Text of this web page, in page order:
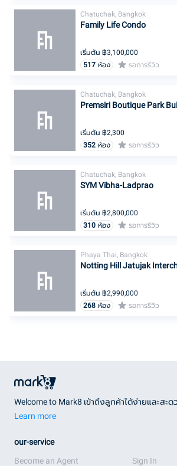
Chatuchak, Bangkok
Family Life Condo
เริ่มต้น ฿3,100,000
517 ห้อง รอการรีวิว
Chatuchak, Bangkok
Premsiri Boutique Park
เริ่มต้น ฿2,300
352 ห้อง รอการรีวิว
Chatuchak, Bangkok
SYM Vibha-Ladprao
เริ่มต้น ฿2,800,000
310 ห้อง รอการรีวิว
Phaya Thai, Bangkok
Notting Hill Jatujak
เริ่มต้น ฿2,990,000
268 ห้อง รอการรีวิว
Welcome to Mark8 เข้าถึงลูกค้าได้ง่ายและสะ
Learn more
our-service
Become an Agent
Sign In